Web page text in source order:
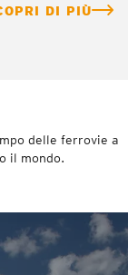
DI PIÙ
delle ferrovie a
il mondo.